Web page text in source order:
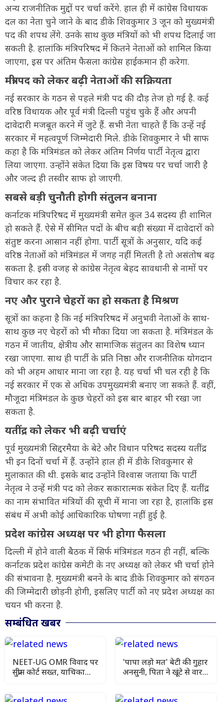
अन्य राजनीतिक मुद्दों पर चर्चा करेंगे. हाल ही में कांग्रेस विधायक
दल का नेता चुने जाने के बाद डीके शिवकुमार 3 जून को मुख्यमंत्री
पद की शपथ लेंगे. उनके साथ कुछ मंत्रियों को भी शपथ दिलाई जा
सकती है. हालांकि मंत्रिपरिषद में कितने नेताओं को शामिल किया
जाएगा, इस पर अंतिम फैसला कांग्रेस हाईकमान ही करेगा.
मंत्री पद को लेकर बढ़ी नेताओं की सक्रियता
नई सरकार के गठन से पहले मंत्री पद की दौड़ तेज हो गई है. कई
वरिष्ठ विधायक और पूर्व मंत्री दिल्ली पहुंच चुके हैं और अपनी
दावेदारी मजबूत करने में जुटे हैं. सभी नेता चाहते हैं कि उन्हें नई
सरकार में महत्वपूर्ण जिम्मेदारी मिले. डीके शिवकुमार ने भी साफ
कहा है कि मंत्रिमंडल को लेकर अंतिम निर्णय पार्टी नेतृत्व द्वारा
लिया जाएगा. उन्होंने संकेत दिया कि इस विषय पर चर्चा जारी है
और जल्द ही तस्वीर साफ हो जाएगी.
सबसे बड़ी चुनौती होगी संतुलन बनाना
कर्नाटक मंत्रिपरिषद में मुख्यमंत्री समेत कुल 34 सदस्य ही शामिल
हो सकते हैं. ऐसे में सीमित पदों के बीच बड़ी संख्या में दावेदारों को
संतुष्ट करना आसान नहीं होगा. पार्टी सूत्रों के अनुसार, यदि कई
वरिष्ठ नेताओं को मंत्रिमंडल में जगह नहीं मिलती है तो असंतोष बढ़
सकता है. इसी वजह से कांग्रेस नेतृत्व बेहद सावधानी से नामों पर
विचार कर रहा है.
नए और पुराने चेहरों का हो सकता है मिश्रण
सूत्रों का कहना है कि नई मंत्रिपरिषद में अनुभवी नेताओं के साथ-
साथ कुछ नए चेहरों को भी मौका दिया जा सकता है. मंत्रिमंडल के
गठन में जातीय, क्षेत्रीय और सामाजिक संतुलन का विशेष ध्यान
रखा जाएगा. साथ ही पार्टी के प्रति निष्ठा और राजनीतिक योगदान
को भी अहम आधार माना जा रहा है. यह चर्चा भी चल रही है कि
नई सरकार में एक से अधिक उपमुख्यमंत्री बनाए जा सकते हैं. वहीं,
मौजूदा मंत्रिमंडल के कुछ चेहरों को इस बार बाहर भी रखा जा
सकता है.
यतींद्र को लेकर भी बढ़ी चर्चाएं
पूर्व मुख्यमंत्री सिद्दरमैया के बेटे और विधान परिषद सदस्य यतींद्र
भी इन दिनों चर्चा में हैं. उन्होंने हाल ही में डीके शिवकुमार से
मुलाकात की थी. इसके बाद उन्होंने विश्वास जताया कि पार्टी
नेतृत्व ने उन्हें मंत्री पद को लेकर सकारात्मक संकेत दिए हैं. यतींद्र
का नाम संभावित मंत्रियों की सूची में माना जा रहा है, हालांकि इस
संबंध में अभी कोई आधिकारिक घोषणा नहीं हुई है.
प्रदेश कांग्रेस अध्यक्ष पर भी होगा फैसला
दिल्ली में होने वाली बैठक में सिर्फ मंत्रिमंडल गठन ही नहीं, बल्कि
कर्नाटक प्रदेश कांग्रेस कमेटी के नए अध्यक्ष को लेकर भी चर्चा होने
की संभावना है. मुख्यमंत्री बनने के बाद डीके शिवकुमार को संगठन
की जिम्मेदारी छोड़नी होगी, इसलिए पार्टी को नए प्रदेश अध्यक्ष का
चयन भी करना है.
सम्बंधित खबर
NEET-UG OMR विवाद पर
सुप्रीम कोर्ट सख्त, याचिका
'पापा लड़ो मत' बेटी की गुहार
अनसुनी, पिता ने खूंटे से वार